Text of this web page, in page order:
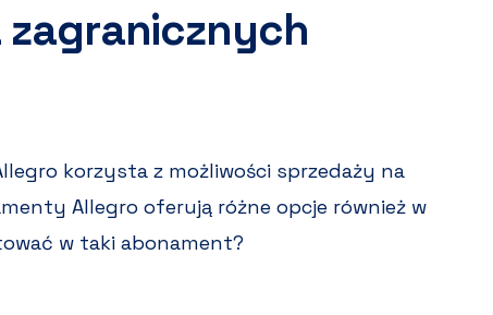
korzysta z możliwości sprzedaży na
Allegro oferują różne opcje również w
w taki abonament?